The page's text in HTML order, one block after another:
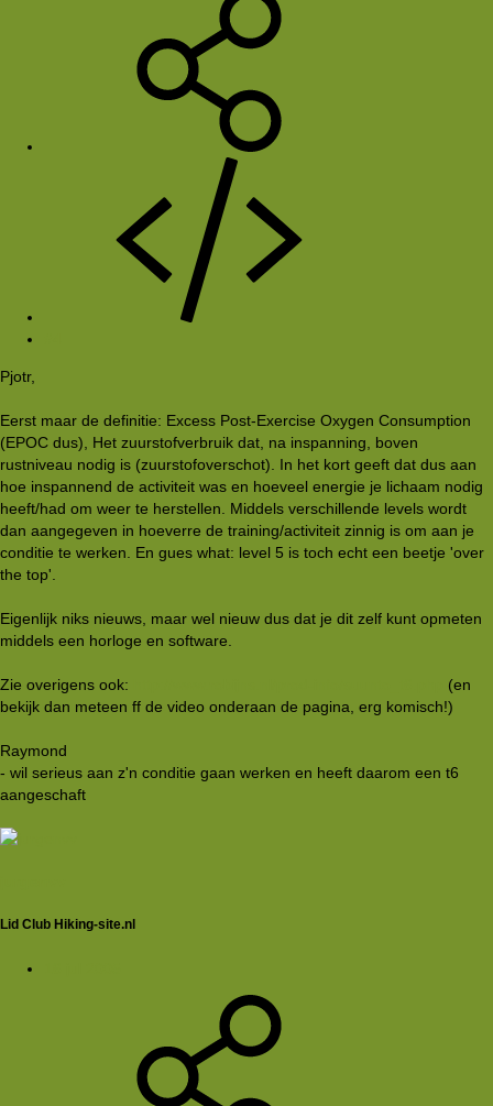
Pjotr,
Eerst maar de definitie: Excess Post-Exercise Oxygen Consumption
(EPOC dus), Het zuurstofverbruik dat, na inspanning, boven
rustniveau nodig is (zuurstofoverschot). In het kort geeft dat dus aan
hoe inspannend de activiteit was en hoeveel energie je lichaam nodig
heeft/had om weer te herstellen. Middels verschillende levels wordt
dan aangegeven in hoeverre de training/activiteit zinnig is om aan je
conditie te werken. En gues what: level 5 is toch echt een beetje 'over
the top'.
Eigenlijk niks nieuws, maar wel nieuw dus dat je dit zelf kunt opmeten
middels een horloge en software.
Zie overigens ook:
(en
bekijk dan meteen ff de video onderaan de pagina, erg komisch!)
Raymond
- wil serieus aan z'n conditie gaan werken en heeft daarom een t6
aangeschaft
Lid Club Hiking-site.nl